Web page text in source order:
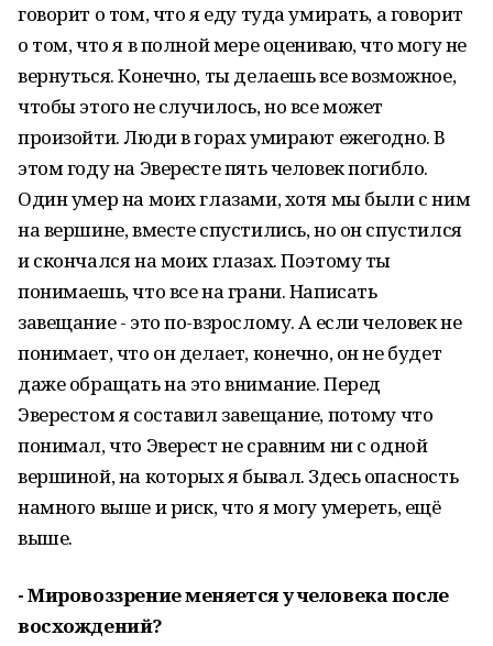
говорит о том, что я еду туда умирать, а говорит
о том, что я в полной мере оцениваю, что могу не
вернуться. Конечно, ты делаешь все возможное,
чтобы этого не случилось, но все может
произойти. Люди в горах умирают ежегодно. В
этом году на Эвересте пять человек погибло.
Один умер на моих глазами, хотя мы были с ним
на вершине, вместе спустились, но он спустился
и скончался на моих глазах. Поэтому ты
понимаешь, что все на грани. Написать
завещание - это по-взрослому. А если человек не
понимает, что он делает, конечно, он не будет
даже обращать на это внимание. Перед
Эверестом я составил завещание, потому что
понимал, что Эверест не сравним ни с одной
вершиной, на которых я бывал. Здесь опасность
намного выше и риск, что я могу умереть, ещё
выше.
- Мировоззрение меняется у человека после
восхождений?